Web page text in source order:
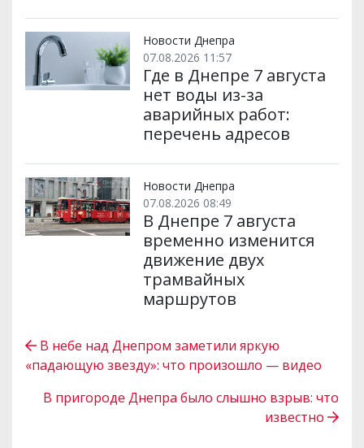
Новости Днепра
07.08.2026 11:57
Где в Днепре 7 августа
нет воды из-за
аварийных работ:
перечень адресов
Новости Днепра
07.08.2026 08:49
В Днепре 7 августа
временно изменится
движение двух
трамвайных
маршрутов
В небе над Днепром заметили яркую
«падающую звезду»: что произошло — видео
В пригороде Днепра было слышно взрыв: что
известно